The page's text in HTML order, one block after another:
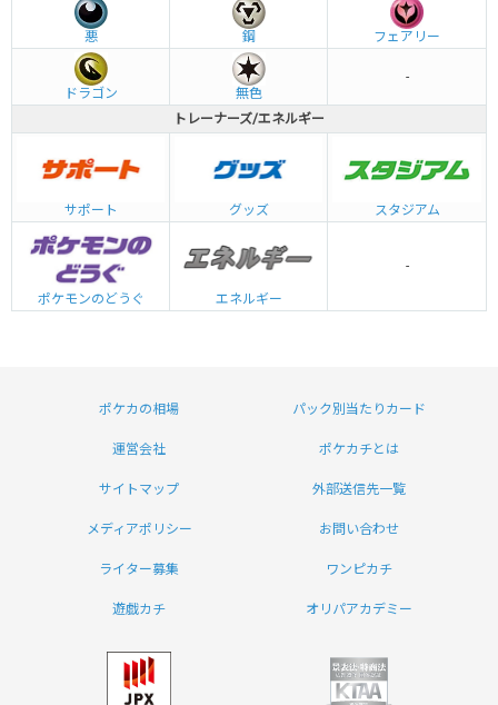
悪 鋼 フェアリー
ドラゴン 無色
-
トレーナーズ/エネルギー
サポート グッズ スタジアム
ポケモンのどうぐ エネルギー
-
ポケカの相場 パック別当たりカード
運営会社 ポケカチとは
サイトマップ 外部送信先一覧
メディアポリシー お問い合わせ
ライター募集 ワンピカチ
遊戯カチ オリパアカデミー